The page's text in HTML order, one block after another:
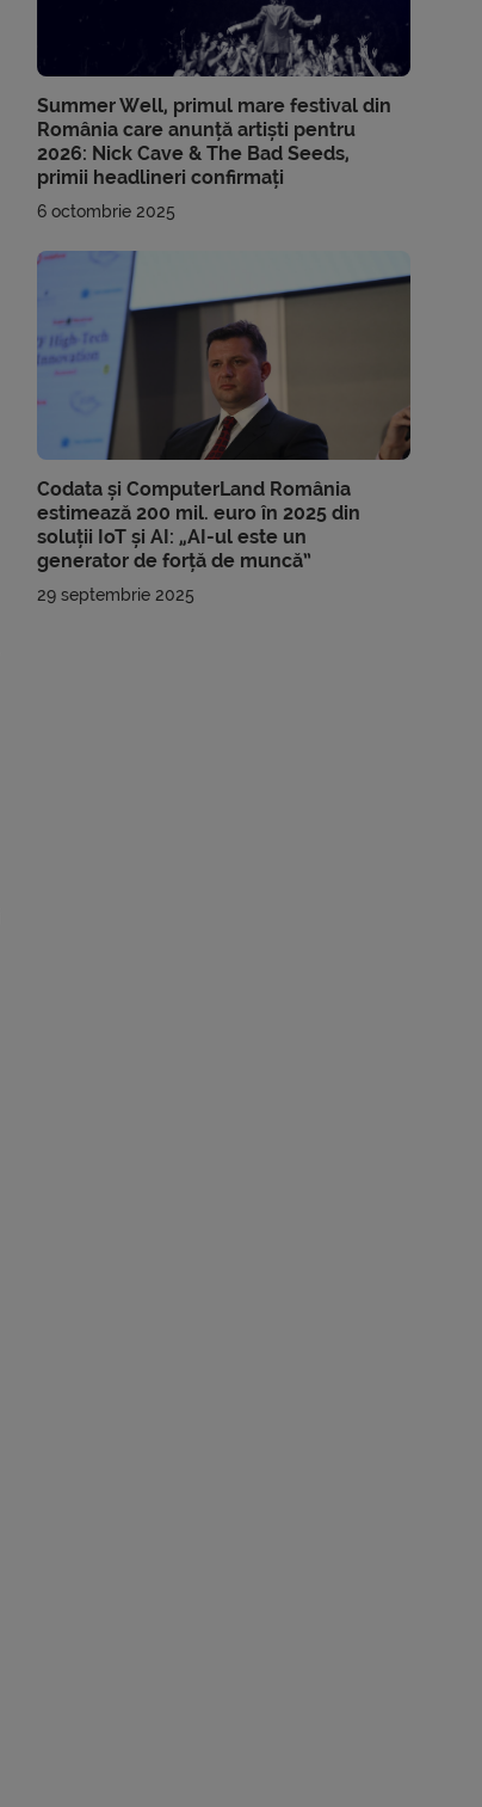
Summer Well, primul mare festival din
România care anunță artiști pentru
2026: Nick Cave & The Bad Seeds,
primii headlineri confirmați
6 octombrie 2025
Codata și ComputerLand România
estimează 200 mil. euro în 2025 din
soluții IoT și AI: „AI-ul este un
generator de forță de muncă”
29 septembrie 2025